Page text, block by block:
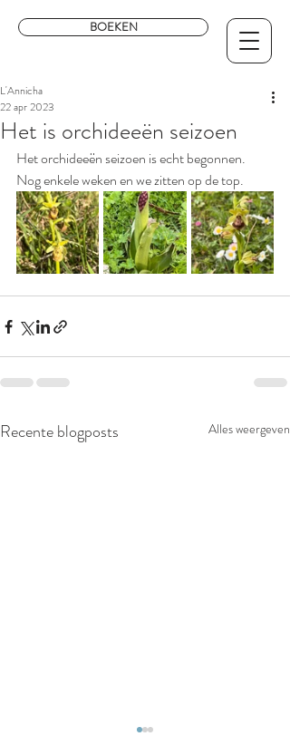
BOEKEN
Het is orchideeën seizoen
L'Annicha
22 apr 2023
Het orchideeën seizoen is echt begonnen.
Nog enkele weken en we zitten op de top.
Recente blogposts Alles weergeven